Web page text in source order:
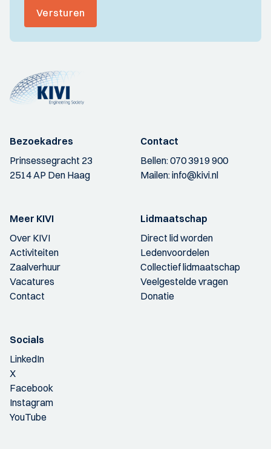
Versturen
Bezoekadres
Prinsessegracht 23
2514 AP Den Haag
Contact
Bellen:070 3919 900
Mailen:info@kivi.nl
Meer KIVI
Over KIVI
Activiteiten
Zaalverhuur
Vacatures
Contact
Lidmaatschap
Direct lid worden
Ledenvoordelen
Collectief lidmaatschap
Veelgestelde vragen
Donatie
Socials
LinkedIn
X
Facebook
Instagram
YouTube